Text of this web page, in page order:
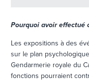
Pourquoi avoir effectué
Les expositions à des
sur le plan
Gendarmerie royale du
fonctions pourraient